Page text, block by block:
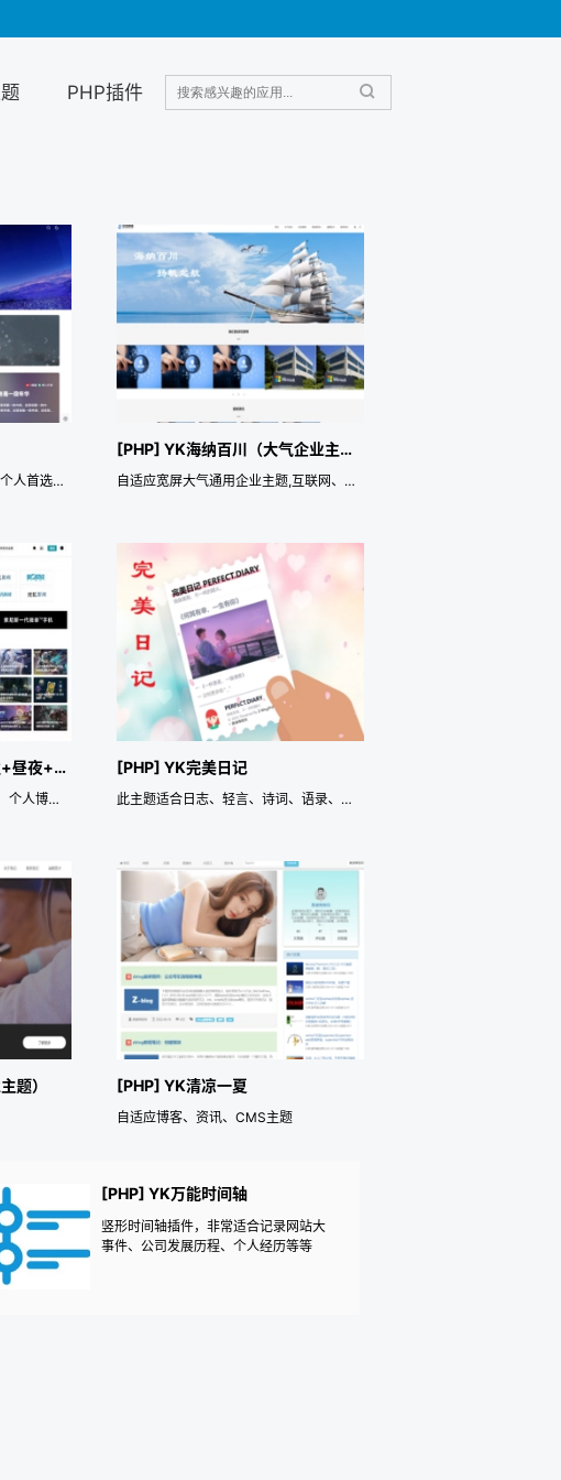
PHP插件
自适应CMS、资讯、自媒体、个人首选模板
[PHP] YK海纳百川（大气企业主题）
自适应宽屏大气通用企业主题,互联网、金融、建站等公司首选模板
[PHP] YK一点资讯（三栏+昼夜+自定义布局）
游戏攻略、新闻资讯、自媒体、个人博客、CMS自适应三栏首选模板
[PHP] YK完美日记
此主题适合日志、轻言、诗词、语录、格言、名句、条目、菜谱、记事本、大事记、回忆录、日记等各种轻简短文字类网站
题） [PHP] YK清凉一夏
自适应博客、资讯、CMS主题
[PHP] YK万能时间轴
竖形时间轴插件，非常适合记录网站大
事件、公司发展历程、个人经历等等